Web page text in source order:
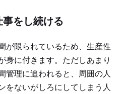
事をし続ける
が限られているため、生産性
身に付きます。ただしあまり
管理に追われると、周囲の人
をないがしろにしてしまう人